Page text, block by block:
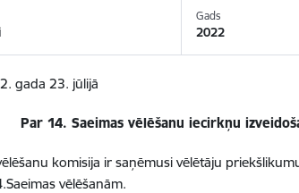
Gads
2022
gada 23. jūlijā
Par 14. Saeimas vēlēšanu iecirkņu
komisija ir saņēmusi vēlētāju
vēlēšanām.